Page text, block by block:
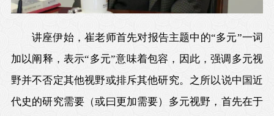
讲座伊始，崔老师首先对报告主题中的“多元”一词
加以阐释，表示“多元”意味着包容，因此，强调多元视
野并不否定其他视野或排斥其他研究。之所以说中国近
代史的研究需要（或曰更加需要）多元视野，首先在于